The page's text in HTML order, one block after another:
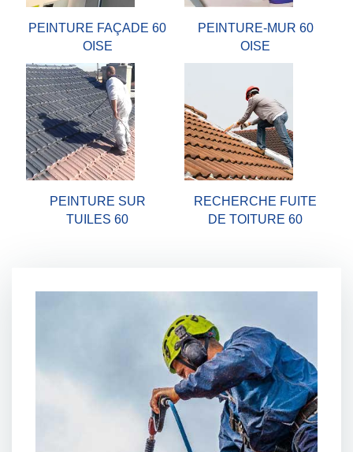
PEINTURE FAÇADE 60
OISE
PEINTURE-MUR 60
OISE
PEINTURE SUR
TUILES 60
RECHERCHE FUITE
DE TOITURE 60